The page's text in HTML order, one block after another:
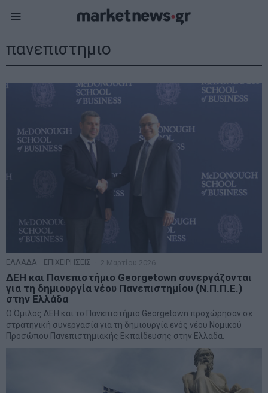
πανεπιστημιο
ΕΛΛΑΔΑ ΕΠΙΧΕΙΡΗΣΕΙΣ 2 Μαρτίου 2026
ΔΕΗ και Πανεπιστήμιο Georgetown συνεργάζονται
για τη δημιουργία νέου Πανεπιστημίου (Ν.Π.Π.Ε.)
στην Ελλάδα
Ο Όμιλος ΔΕΗ και το Πανεπιστήμιο Georgetown προχώρησαν σε
στρατηγική συνεργασία για τη δημιουργία ενός νέου Νομικού
Προσώπου Πανεπιστημιακής Εκπαίδευσης στην Ελλάδα.